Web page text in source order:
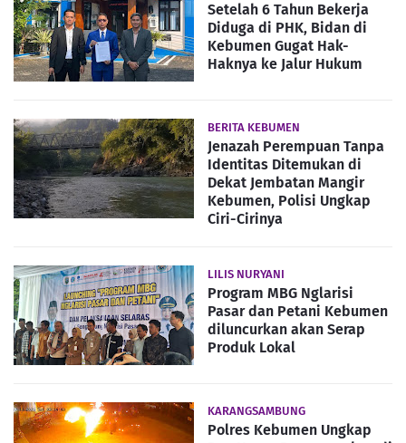
Setelah 6 Tahun Bekerja
Diduga di PHK, Bidan di
Kebumen Gugat Hak-
Haknya ke Jalur Hukum
BERITA KEBUMEN
Jenazah Perempuan Tanpa
Identitas Ditemukan di
Dekat Jembatan Mangir
Kebumen, Polisi Ungkap
Ciri-Cirinya
LILIS NURYANI
Program MBG Nglarisi
Pasar dan Petani Kebumen
diluncurkan akan Serap
Produk Lokal
KARANGSAMBUNG
Polres Kebumen Ungkap